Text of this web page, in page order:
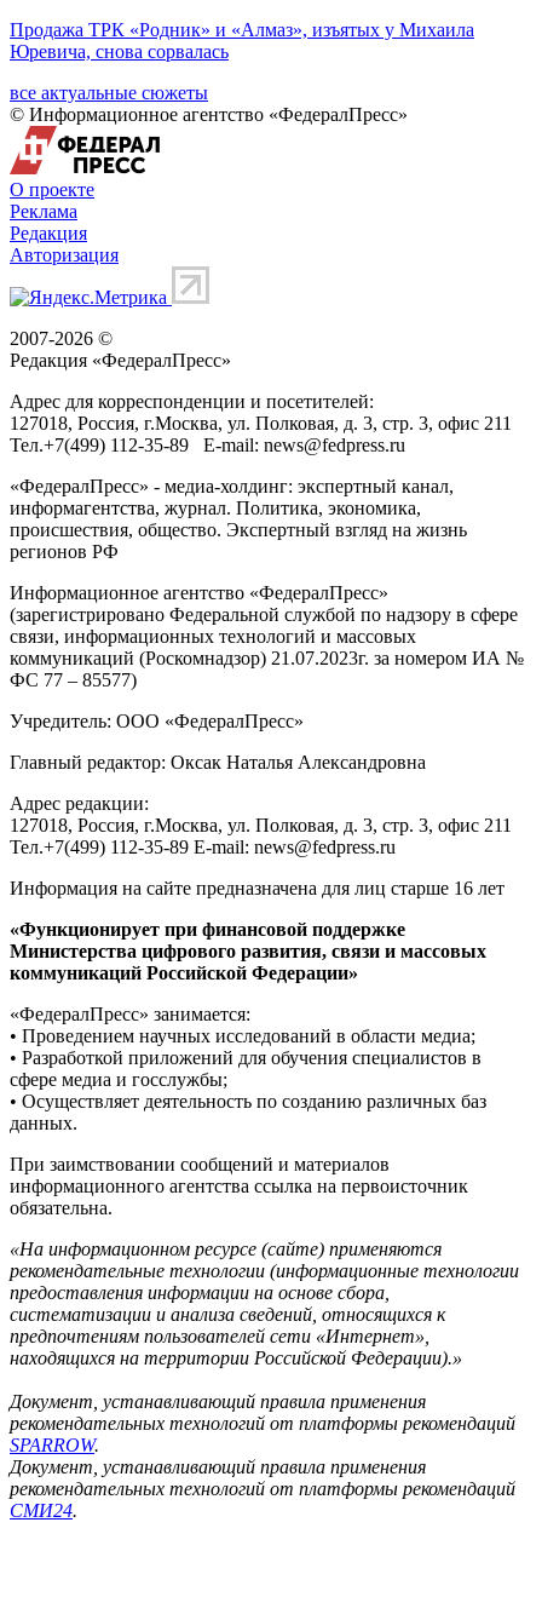
Продажа ТРК «Родник» и «Алмаз», изъятых у Михаила
Юревича, снова сорвалась
все актуальные сюжеты
© Информационное агентство «ФедералПресс»
О проекте
Реклама
Редакция
Авторизация
2007-2026 ©
Редакция «ФедералПресс»
Адрес для корреспонденции и посетителей:
127018, Россия, г.Москва, ул. Полковая, д. 3, стр. 3, офис 211
Тел.+7(499) 112-35-89 E-mail: news@fedpress.ru
«ФедералПресс» - медиа-холдинг: экспертный канал,
информагентства, журнал. Политика, экономика,
происшествия, общество. Экспертный взгляд на жизнь
регионов РФ
Информационное агентство «ФедералПресс»
(зарегистрировано Федеральной службой по надзору в сфере
связи, информационных технологий и массовых
коммуникаций (Роскомнадзор) 21.07.2023г. за номером ИА №
ФС 77 – 85577)
Учредитель: ООО «ФедералПресс»
Главный редактор: Оксак Наталья Александровна
Адрес редакции:
127018, Россия, г.Москва, ул. Полковая, д. 3, стр. 3, офис 211
Тел.+7(499) 112-35-89 E-mail: news@fedpress.ru
Информация на сайте предназначена для лиц старше 16 лет
«Функционирует при финансовой поддержке
Министерства цифрового развития, связи и массовых
коммуникаций Российской Федерации»
«ФедералПресс» занимается:
• Проведением научных исследований в области медиа;
• Разработкой приложений для обучения специалистов в
сфере медиа и госслужбы;
• Осуществляет деятельность по созданию различных баз
данных.
При заимствовании сообщений и материалов
информационного агентства ссылка на первоисточник
обязательна.
«На информационном ресурсе (сайте) применяются
рекомендательные технологии (информационные технологии
предоставления информации на основе сбора,
систематизации и анализа сведений, относящихся к
предпочтениям пользователей сети «Интернет»,
находящихся на территории Российской Федерации).»
Документ, устанавливающий правила применения
рекомендательных технологий от платформы рекомендаций
SPARROW.
Документ, устанавливающий правила применения
рекомендательных технологий от платформы рекомендаций
СМИ24.